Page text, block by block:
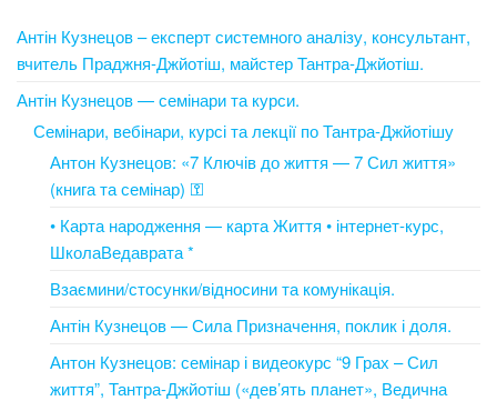
Антін Кузнецов – експерт системного аналізу, консультант,
вчитель Праджня-Джйотіш, майстер Тантра-Джйотіш.
Антін Кузнецов — семінари та курси.
Семінари, вебінари, курсі та лекції по Тантра-Джйотішу
Антон Кузнецов: «7 Ключів до життя — 7 Сил життя»
(книга та семінар) ⚿
• Карта народження — карта Життя • інтернет-курс,
ШколаВедаврата *
Взаємини/стосунки/відносини та комунікація.
Антін Кузнецов — Сила Призначення, поклик і доля.
Антон Кузнецов: семінар і видеокурс “9 Грах – Сил
життя”, Тантра-Джйотіш («дев’ять планет», Ведична